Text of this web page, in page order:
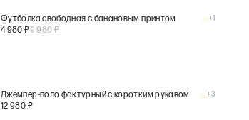
Футболка свободная с банановым принтом
4 980 ₽9 980₽
+1
Джемпер-поло фактурный с коротким рукавом
12 980 ₽
+3